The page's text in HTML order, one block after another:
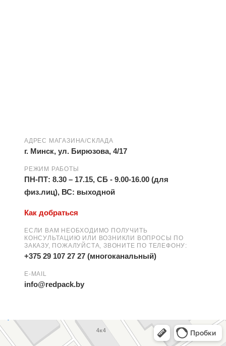
АДРЕС МАГАЗИНА/СКЛАДА
г. Минск, ул. Бирюзова, 4/17
РЕЖИМ РАБОТЫ
ПН-ПТ: 8.30 – 17.15, СБ - 9.00-16.00 (для
физ.лиц), ВС: выходной
Как добраться
ЕСЛИ ВАМ НЕОБХОДИМО ПОЛУЧИТЬ
КОНСУЛЬТАЦИЮ ИЛИ ВОЗНИКЛИ ВОПРОСЫ ПО
ЗАКАЗУ, ПОЖАЛУЙСТА, ЗВОНИТЕ ПО ТЕЛЕФОНУ:
+375 29 107 27 27 (многоканальный)
E-MAIL
info@redpack.by